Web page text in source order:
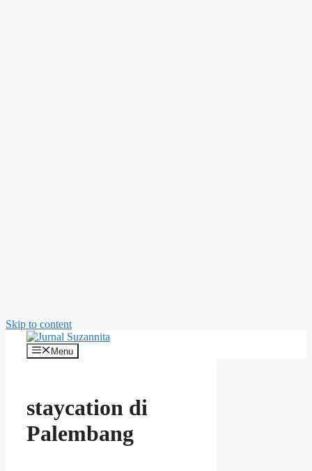
Skip to content
Menu
staycation di
Palembang